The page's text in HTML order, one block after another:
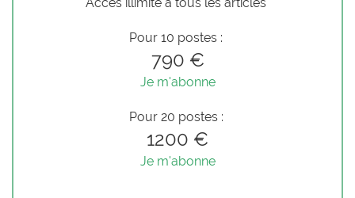
Pour 10 postes :
790 €
Je m'abonne
Pour 20 postes :
1200 €
Je m'abonne